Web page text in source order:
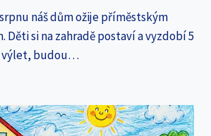
náš dům ožije příměstským
si na zahradě postaví a vyzdobí 5
výlet, budou…